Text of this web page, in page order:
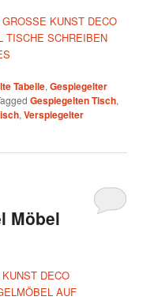
KUNST DECO
TISCHE SCHREIBEN
Tabelle,Gespiegelter
Gespiegelten Tisch,
,Verspiegelter
Möbel
DECO
AUF